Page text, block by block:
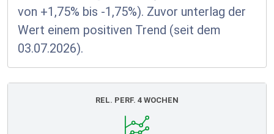
von +1,75% bis -1,75%). Zuvor unterlag der
Wert einem positiven Trend (seit dem
03.07.2026).
REL. PERF. 4 WOCHEN